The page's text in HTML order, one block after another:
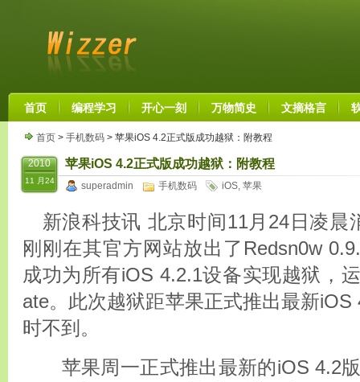
首页 编程学习 开心一刻 万物简史 文摘格言
首页 > 手机数码 > 苹果iOS 4.2正式版成功越狱：附教程
2010
11 月24
苹果iOS 4.2正式版成功越狱：附教程
superadmin 手机数码 iOS, 苹果
新浪科技讯 北京时间11月24日凌晨
刚刚在其官方网站放出了Redsn0w
成功为所有iOS 4.2.1设备实现越狱，
ate。此次越狱距苹果正式推出最新
时不到。
苹果周一正式推出最新的iOS 4.2版